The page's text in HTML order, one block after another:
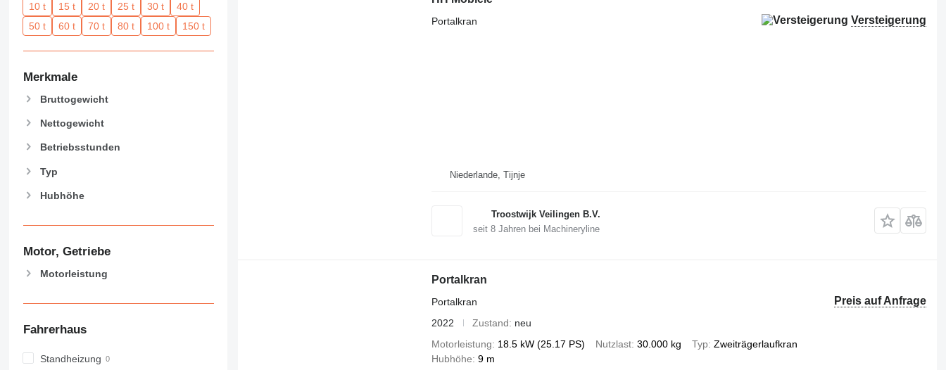
10 t
15 t 20 t 25 t 30 t
40 t
50 t
60 t 70 t 80 t 100 t 150 t
Merkmale
Bruttogewicht
Nettogewicht
Betriebsstunden
Typ
Hubhöhe
Motor, Getriebe
Motorleistung
Fahrerhaus
Standheizung
Versteigerung
Portalkran
Niederlande, Tijnje
Troostwijk Veilingen B.V.
seit 8Jahren bei Machineryline
Portalkran
Preis auf Anfrage
Portalkran
2022
Zustand
neu
Motorleistung
18.5 kW (25.17 PS) Nutzlast 30.000 kg Typ Zweiträgerlaufkran
Hubhöhe 9 m